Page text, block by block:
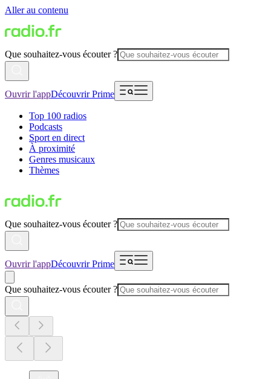
Aller au contenu
Que souhaitez-vous écouter ?
Ouvrir l'appDécouvrir Prime
Top 100 radios
Podcasts
Sport en direct
À proximité
Genres musicaux
Thèmes
Que souhaitez-vous écouter ?
Ouvrir l'appDécouvrir Prime
Que souhaitez-vous écouter ?